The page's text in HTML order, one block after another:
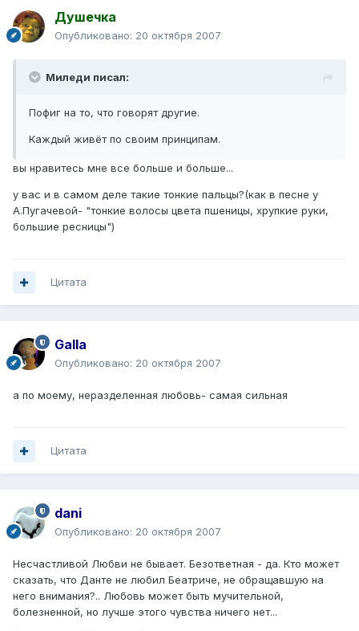
Душечка
Опубликовано: 20 октября 2007
Миледи писал:
Пофиг на то, что говорят другие.
Каждый живёт по своим принципам.
вы нравитесь мне все больше и больше...
у вас и в самом деле такие тонкие пальцы?(как в песне у
А.Пугачевой- "тонкие волосы цвета пшеницы, хрупкие руки,
большие ресницы")
Цитата
Galla
Опубликовано: 20 октября 2007
а по моему, неразделенная любовь- самая сильная
Цитата
dani
Опубликовано: 20 октября 2007
Несчастливой Любви не бывает. Безответная - да. Кто может
сказать, что Данте не любил Беатриче, не обращавшую на
него внимания?.. Любовь может быть мучительной,
болезненной, но лучше этого чувства ничего нет...